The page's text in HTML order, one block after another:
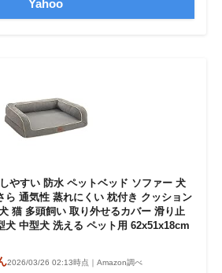
Yahoo
やすい 防水 ペットベッド ソファー 犬
ら 通気性 蒸れにくい 枕付き クッション
猫 多頭飼い 取り外せるカバー 滑り止
犬 中型犬 洗える ペット用 62x51x18cm
2026/03/26 02:13時点｜Amazon調べ